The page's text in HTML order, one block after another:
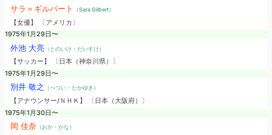
サラ＝ギルバート （Sara Gilbert）
【女優】 〔アメリカ〕
1975年1月29日〜
外池 大亮（とのいけ・だいすけ）
【サッカー】 〔日本（神奈川県）〕
1975年1月29日〜
別井 敬之 （べつい・たかゆき）
【アナウンサー/ＮＨＫ】 〔日本（大阪府）〕
1975年1月30日〜
岡 佳奈（おか・かな）